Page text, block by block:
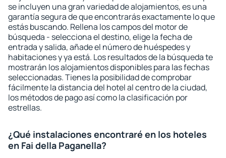
se incluyen una gran variedad de alojamientos, es una
garantía segura de que encontrarás exactamente lo que
estás buscando. Rellena los campos del motor de
búsqueda - selecciona el destino, elige la fecha de
entrada y salida, añade el número de huéspedes y
habitaciones y ya está. Los resultados de la búsqueda te
mostrarán los alojamientos disponibles para las fechas
seleccionadas. Tienes la posibilidad de comprobar
fácilmente la distancia del hotel al centro de la ciudad,
los métodos de pago así como la clasificación por
estrellas.
¿Qué instalaciones encontraré en los hoteles
en Fai della Paganella?